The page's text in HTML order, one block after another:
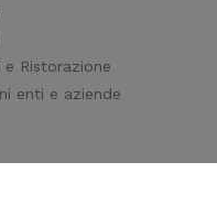
e Ristorazione
enti e aziende